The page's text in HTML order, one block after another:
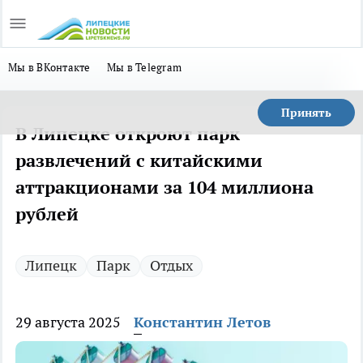
Мы в ВКонтакте Мы в Telegram
Принять
В Липецке откроют парк
развлечений с китайскими
аттракционами за 104 миллиона
рублей
Липецк Парк Отдых
29 августа 2025 Константин Летов